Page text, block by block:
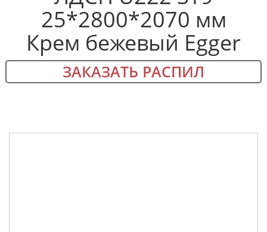
25*2800*2070 мм
Крем бежевый Egger
ЗАКАЗАТЬ РАСПИЛ